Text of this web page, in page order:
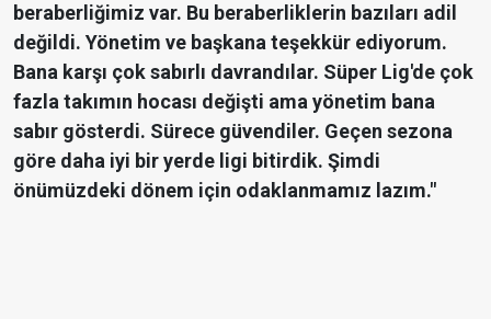
beraberliğimiz var. Bu beraberliklerin bazıları adil
değildi. Yönetim ve başkana teşekkür ediyorum.
Bana karşı çok sabırlı davrandılar. Süper Lig'de çok
fazla takımın hocası değişti ama yönetim bana
sabır gösterdi. Sürece güvendiler. Geçen sezona
göre daha iyi bir yerde ligi bitirdik. Şimdi
önümüzdeki dönem için odaklanmamız lazım."